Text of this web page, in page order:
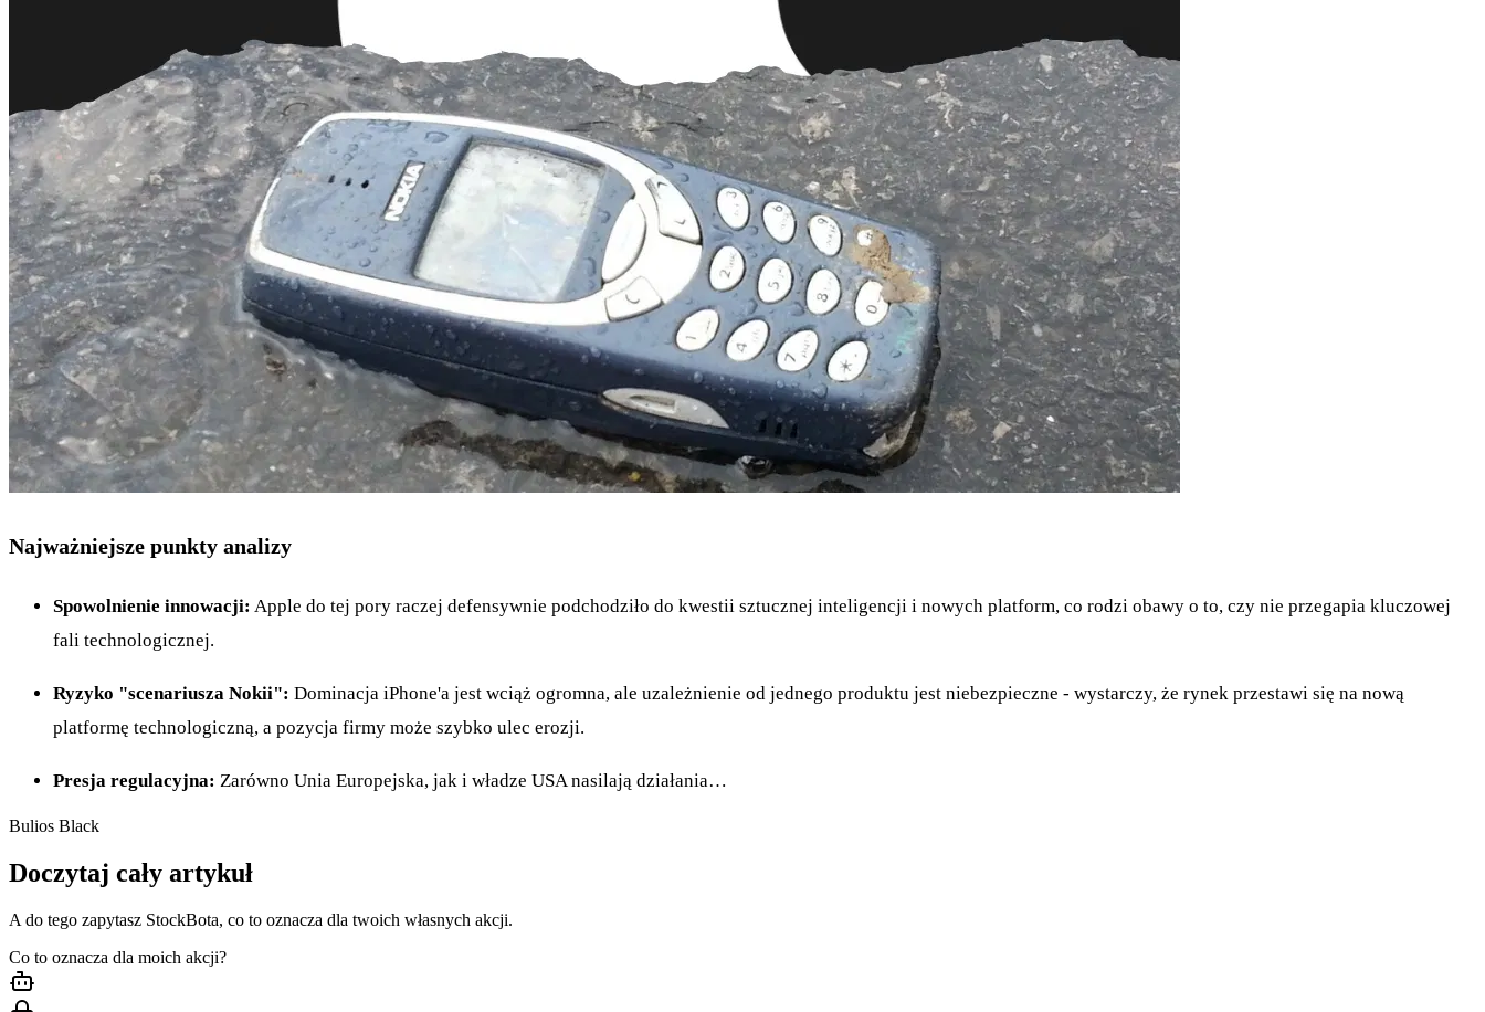
Najważniejsze punkty analizy
Spowolnienie innowacji: Apple do tej pory raczej defensywnie podchodziło do kwestii sztucznej inteligencji i nowych platform, co rodzi obawy o to, czy nie przegapia kluczowej
fali technologicznej.
Ryzyko "scenariusza Nokii": Dominacja iPhone'a jest wciąż ogromna, ale uzależnienie od jednego produktu jest niebezpieczne - wystarczy, że rynek przestawi się na nową
platformę technologiczną, a pozycja firmy może szybko ulec erozji.
Presja regulacyjna: Zarówno Unia Europejska, jak i władze USA nasilają działania…
Bulios Black
Doczytaj cały artykuł
A do tego zapytasz StockBota, co to oznacza dla twoich własnych akcji.
Co to oznacza dla moich akcji?